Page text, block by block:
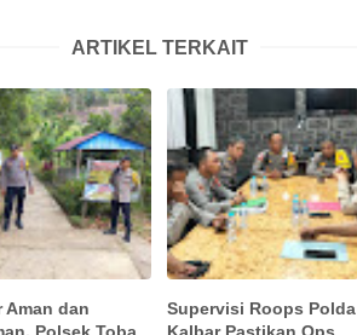
ARTIKEL TERKAIT
Aman dan
Supervisi Roops Polda